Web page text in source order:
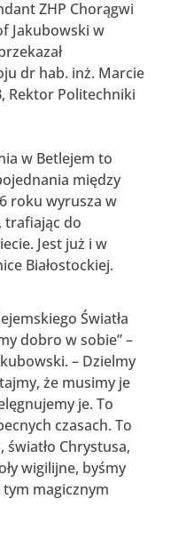
ZHP Chorągwi
Jakubowski w
dr hab. inż. Marcie
Rektor Politechniki
w Betlejem to
między
roku wyrusza w
trafiając do
Jest już i w
Białostockiej.
Światła
dobro w sobie” –
– Dzielmy
że musimy je
je. To
czasach. To
światło Chrystusa,
wigilijne, byśmy
magicznym